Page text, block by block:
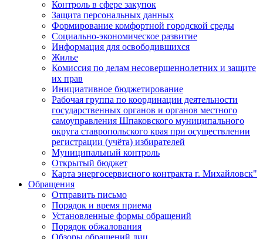
Контроль в сфере закупок
Защита персональных данных
Формирование комфортной городской среды
Социально-экономическое развитие
Информация для освободившихся
Жилье
Комиссия по делам несовершеннолетних и защите
их прав
Инициативное бюджетирование
Рабочая группа по координации деятельности
государственных органов и органов местного
самоуправления Шпаковского муниципального
округа ставропольского края при осуществлении
регистрации (учёта) избирателей
Муниципальный контроль
Открытый бюджет
Карта энергосервисного контракта г. Михайловск"
Обращения
Отправить письмо
Порядок и время приема
Установленные формы обращений
Порядок обжалования